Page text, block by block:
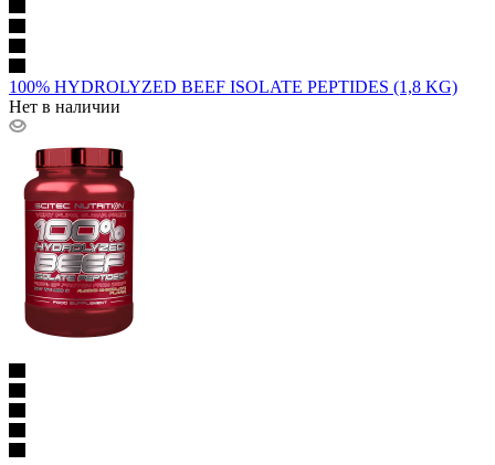
100% HYDROLYZED BEEF ISOLATE PEPTIDES (1,8 KG)
Нет в наличии